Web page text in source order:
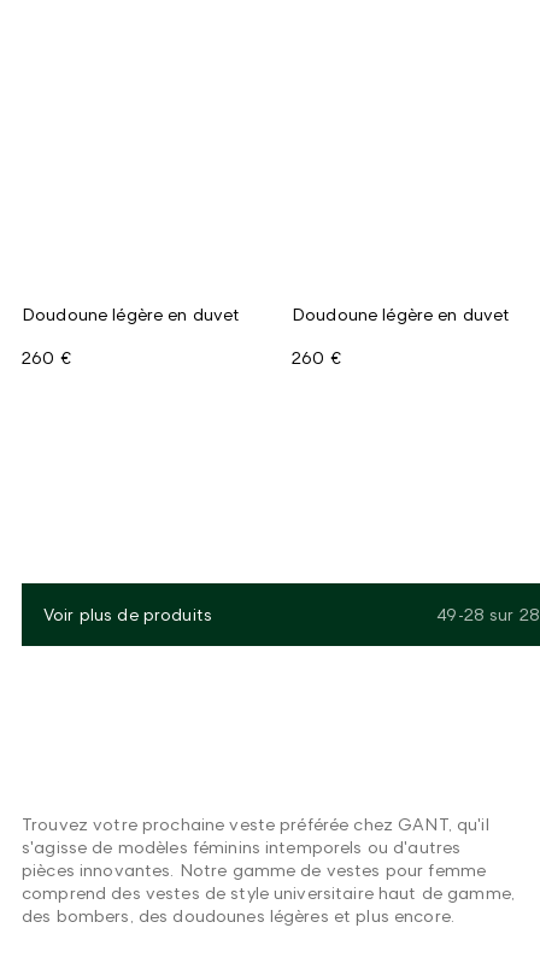
Doudoune légère en duvet
260 €
Doudoune légère en duvet
260 €
Voir plus de produits 49-28 sur 28
Trouvez votre prochaine veste préférée chez GANT, qu'il
s'agisse de modèles féminins intemporels ou d'autres
pièces innovantes. Notre gamme de vestes pour femme
comprend des vestes de style universitaire haut de gamme,
des bombers, des doudounes légères et plus encore.